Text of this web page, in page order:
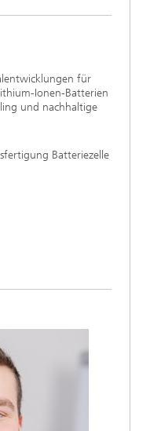
für
Ionen-Batterien
und nachhaltige
Batteriezelle